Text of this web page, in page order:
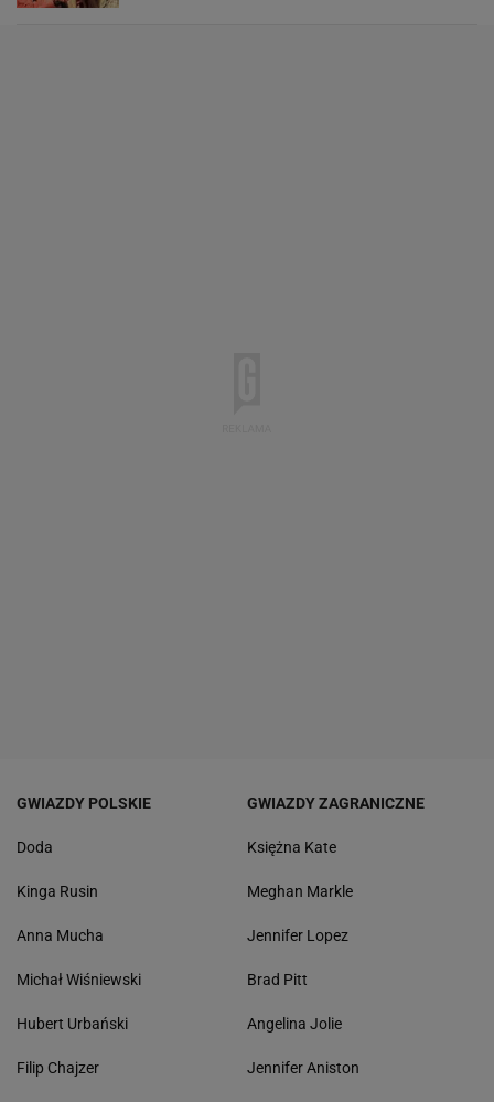
GWIAZDY POLSKIE
Doda
Kinga Rusin
Anna Mucha
Michał Wiśniewski
Hubert Urbański
Filip Chajzer
GWIAZDY ZAGRANICZNE
Księżna Kate
Meghan Markle
Jennifer Lopez
Brad Pitt
Angelina Jolie
Jennifer Aniston